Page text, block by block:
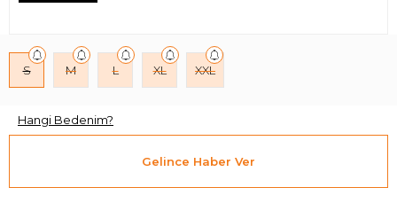
S M L XL XXL
Hangi Bedenim?
Gelince Haber Ver